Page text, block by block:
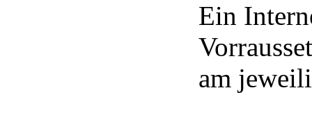
Ein
am